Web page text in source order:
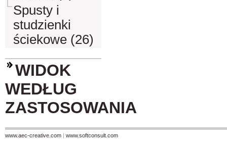
Spusty i
studzienki
ściekowe (26)
WIDOK
WEDŁUG
ZASTOSOWANIA
www.aec-creative.com | www.softconsult.com